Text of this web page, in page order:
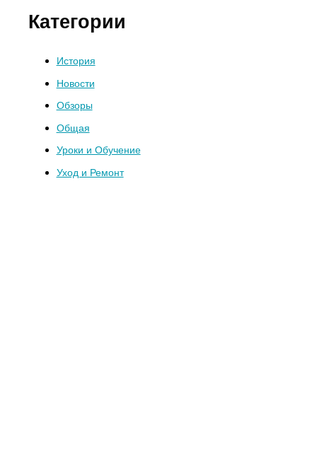
Категории
История
Новости
Обзоры
Общая
Уроки и Обучение
Уход и Ремонт